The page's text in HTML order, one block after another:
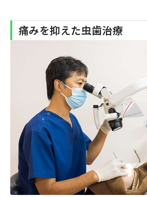
痛みを抑えた虫歯治療